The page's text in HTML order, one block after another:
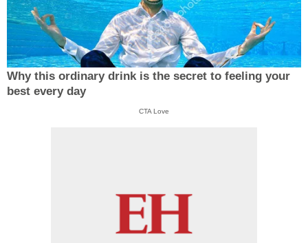
Why this ordinary drink is the secret to feeling your
best every day
CTA Love